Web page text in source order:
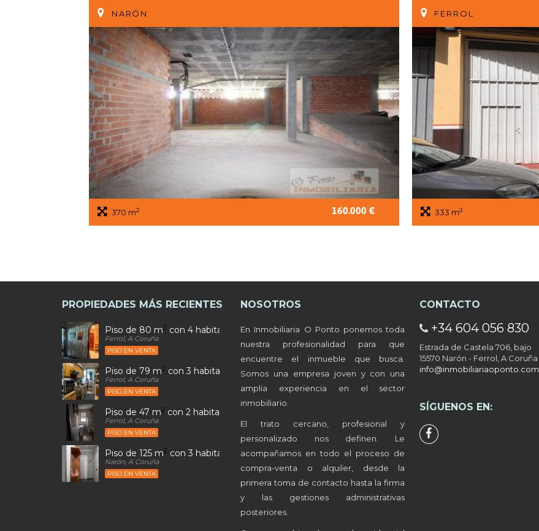
NARÓN
370 m2 160.000 €
FERROL
333 m2
PROPIEDADES MÁS RECIENTES
Piso de 80 m2 con 4 habitaciones y 2 baños en Caranza.
Ferrol, A Coruña
PISO EN VENTA
Piso de 79 m2 con 3 habitaciones y 1 baños en Ultramar.
Ferrol, A Coruña
PISO EN VENTA
Piso de 47 m2 con 2 habitaciones y 1 baños en Santa Marina.
Ferrol, A Coruña
PISO EN VENTA
Piso de 125 m2 con 3 habitaciones y 1 baños en Alto del Castaño.
Narón, A Coruña
PISO EN VENTA
NOSOTROS
En Inmobiliaria O Ponto ponemos toda
nuestra profesionalidad para que
encuentre el inmueble que busca.
Somos una empresa joven y con una
amplia experiencia en el sector
inmobiliario.
El trato cercano, profesional y
personalizado nos definen. Le
acompañamos en todo el proceso de
compra-venta o alquiler, desde la
primera toma de contacto hasta la firma
y las gestiones administrativas
posteriores.
CONTACTO
+34 604 056 830
Estrada de Castela 706, bajo
15570 Narón - Ferrol, A Coruña
info@inmobiliariaoponto.com
SÍGUENOS EN: